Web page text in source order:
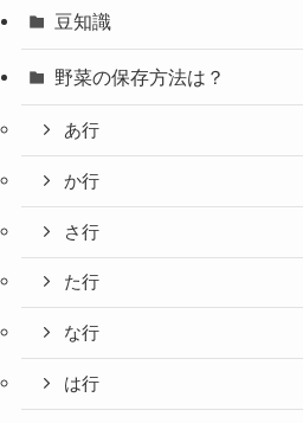
豆知識
野菜の保存方法は？
あ行
か行
さ行
た行
な行
は行